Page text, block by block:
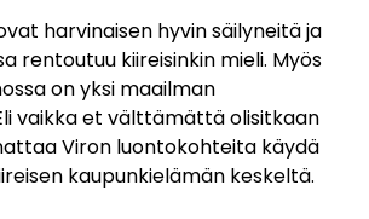
harvinaisen hyvin säilyneitä ja
rentoutuu kiireisinkin mieli. Myös
on yksi maailman
vaikka et välttämättä olisitkaan
Viron luontokohteita käydä
kaupunkielämän keskeltä.